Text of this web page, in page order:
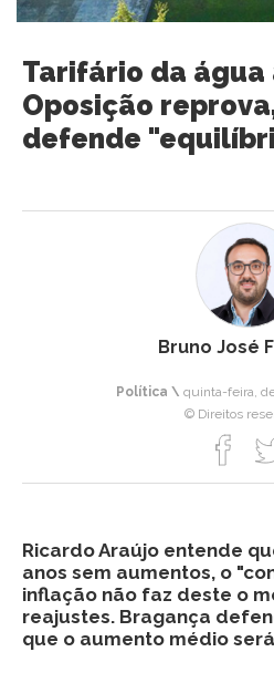
Tarifário da água
Oposição
defende
Bruno José
Política \ quinta-feira,
© Direitos
Ricardo Araújo entende
anos sem aumentos, o
inflação não faz deste o
reajustes. Bragança
que o aumento médio